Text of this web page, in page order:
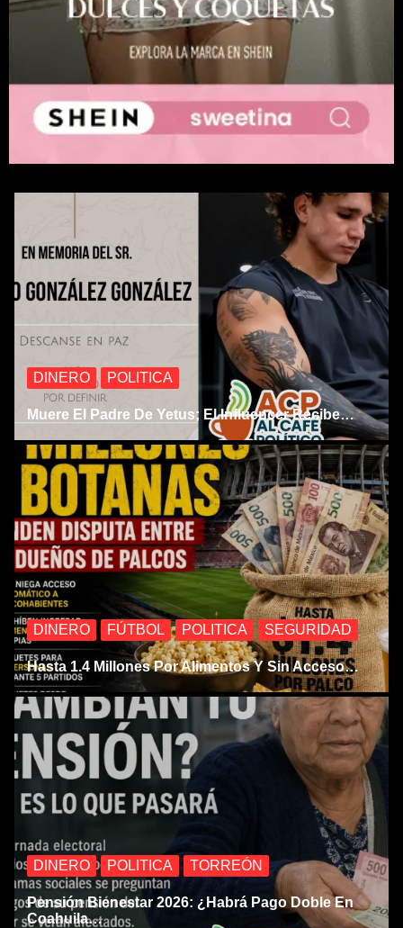
DINERO POLITICA
Muere El Padre De Yetus; El Influencer Recibe…
DINERO FÚTBOL POLITICA SEGURIDAD
Hasta 1.4 Millones Por Alimentos Y Sin Acceso…
DINERO POLITICA TORREÓN
Pensión Bienestar 2026: ¿habrá Pago Doble En
Coahuila…